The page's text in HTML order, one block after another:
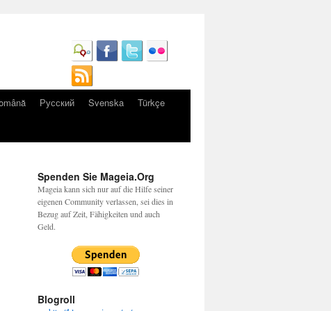
Русский Svenska
Türkçe
Spenden Sie Mageia.Org
Mageia kann sich nur auf die Hilfe seiner
eigenen Community verlassen, sei dies in
Bezug auf Zeit, Fähigkeiten und auch
Geld.
Blogroll